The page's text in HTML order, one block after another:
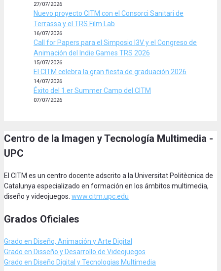
27/07/2026
Nuevo proyecto CITM con el Consorci Sanitari de
Terrassa y el TRS Film Lab
16/07/2026
Call for Papers para el Simposio I3V y el Congreso de
Animación del Indie Games TRS 2026
15/07/2026
El CITM celebra la gran fiesta de graduación 2026
14/07/2026
Éxito del 1.er Summer Camp del CITM
07/07/2026
Centro de la Imagen y Tecnología Multimedia -
UPC
El CITM es un centro docente adscrito a la Universitat Politècnica de
Catalunya especializado en formación en los ámbitos multimedia,
diseño y videojuegos. www.citm.upc.edu
Grados Oficiales
Grado en Diseño, Animación y Arte Digital
Grado en Disseño y Desarrollo de Videojuegos
Grado en Diseño Digital y Tecnologias Multimedia